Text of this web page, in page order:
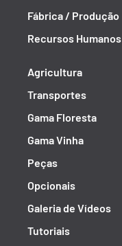
Fábrica / Produção
Recursos Humanos
Agricultura
Transportes
Gama Floresta
Gama Vinha
Peças
Opcionais
Galeria de Vídeos
Tutoriais